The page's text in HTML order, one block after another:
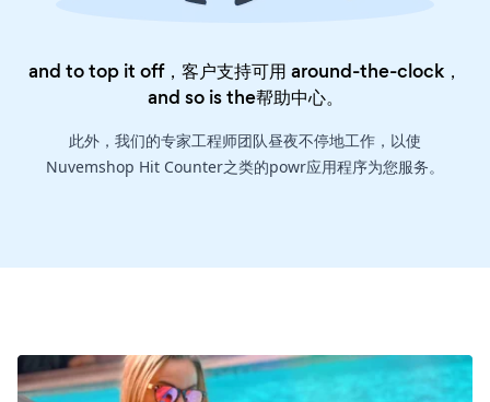
and to top it off，客户支持可用 around-the-clock，
and so is the帮助中心。
此外，我们的专家工程师团队昼夜不停地工作，以使
Nuvemshop Hit Counter之类的powr应用程序为您服务。